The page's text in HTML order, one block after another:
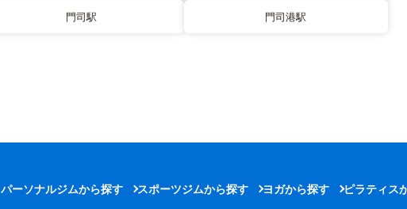
門司駅 門司港駅
パーソナルジムから探す スポーツジムから探す ヨガから探す ピラティス